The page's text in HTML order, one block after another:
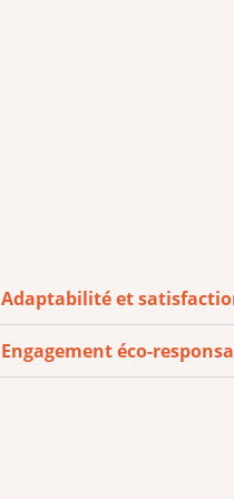
Adaptabilité et
Engagement éco-